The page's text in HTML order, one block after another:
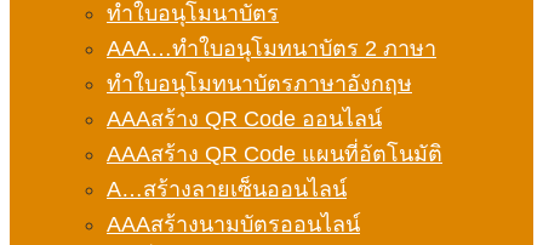
ทำใบอนุโมนาบัตร
AAA…ทำใบอนุโมทนาบัตร 2 ภาษา
ทำใบอนุโมทนาบัตรภาษาอังกฤษ
AAAสร้าง QR Code ออนไลน์
AAAสร้าง QR Code แผนที่อัตโนมัติ
A…สร้างลายเซ็นออนไลน์
AAAสร้างนามบัตรออนไลน์